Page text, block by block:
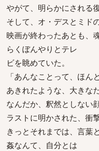
やがて、明らかにされる
そして、オ・デスとミドの
映画が終わったあとも、
らくぼんやりとテレ
ビを眺めていた。
「あんなことって、ほん
あきれたような、大きなた
なんだか、釈然としない顔
ラストに明かされた、衝
きっとそれまでは、言葉
姦なんて、自分とは